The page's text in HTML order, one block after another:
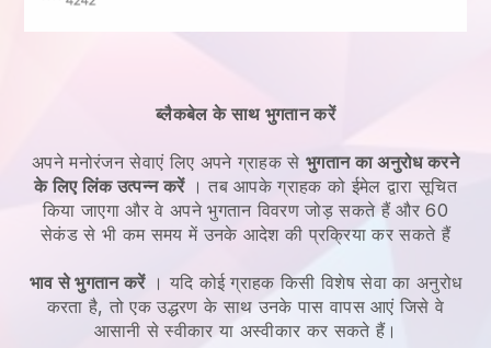
ब्लैकबेल के साथ भुगतान करें
अपनेमनोरंजन सेवाएंलिए अपने ग्राहक सेभुगतान का अनुरोध करने
के लिए लिंक उत्पन्न करें। तब आपके ग्राहक को ईमेल द्वारा सूचित
किया जाएगा और वे अपने भुगतान विवरण जोड़ सकते हैं और 60
सेकंड से भी कम समय में उनके आदेश की प्रक्रिया कर सकते हैं
भाव से भुगतान करें। यदि कोई ग्राहक किसी विशेष सेवा का अनुरोध
करता है, तो एक उद्धरण के साथ उनके पास वापस आएं जिसे वे
आसानी से स्वीकार या अस्वीकार कर सकते हैं।